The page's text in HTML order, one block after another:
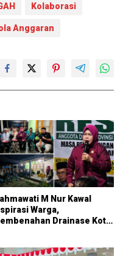
Kolaborasi
Anggaran
M Nur Kawal
Warga,
Drainase Kota